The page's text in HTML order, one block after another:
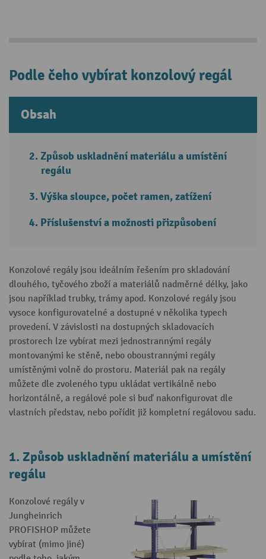
Podle čeho vybírat konzolový regál
Obsah
Způsob uskladnění materiálu a umístění
regálu
Výška sloupce, počet ramen, zatížení
Příslušenství a možnosti přizpůsobení
Konzolové regály jsou ideálním řešením pro skladování
dlouhého, tyčového zboží a materiálů nadměrné délky, jako
jsou například trubky, trámy apod. Konzolové regály jsou
vysoce konfigurovatelné a dostupné v několika typech
provedení. V závislosti na dostupných skladovacích
prostorech lze vybírat mezi jednostrannými regály
montovanými ke stěně, nebo oboustrannými regály
umístěnými volně do prostoru. Materiál pak na regály
můžete dle zvoleného typu ukládat vertikálně nebo
horizontálně, a regálové pole si buď nakonfigurovat dle
vlastních představ, nebo pořídit již kompletní regálovou sadu.
1. Způsob uskladnění materiálu a umístění
regálu
Konzolové regály v
Jungheinrich
PROFISHOP můžete
vybírat (mimo jiné)